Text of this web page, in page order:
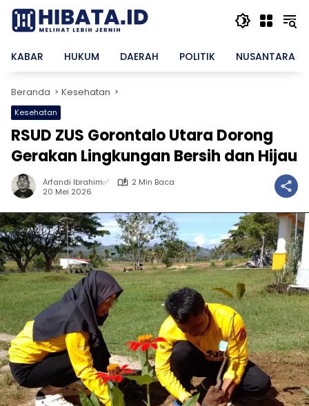
Langsung
konten
KABAR
HUKUM DAERAH POLITIK NUSANTARA
Beranda Kesehatan
Kesehatan
RSUD ZUS Gorontalo Utara Dorong
Gerakan Lingkungan Bersih dan Hijau
Arfandi Ibrahim✅
2 Min Baca
20 Mei 2026